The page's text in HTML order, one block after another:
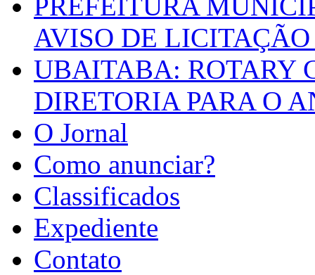
AVISO DE LICITAÇÃO
UBAITABA: ROTARY
DIRETORIA PARA O
O Jornal
Como anunciar?
Classificados
Expediente
Contato